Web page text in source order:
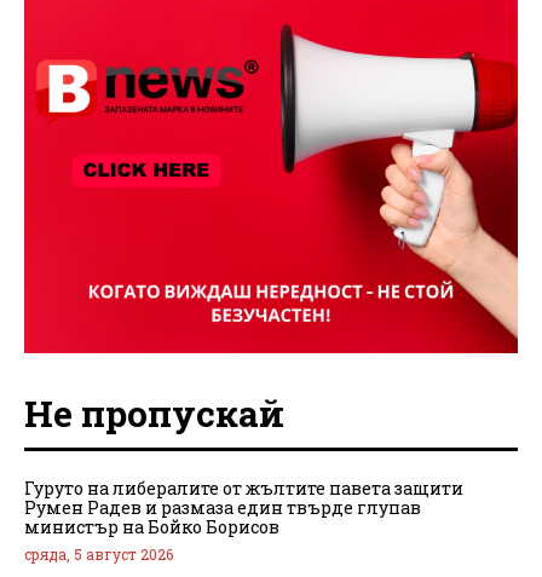
Не пропускай
Гуруто на либералите от жълтите павета защити
Румен Радев и размаза един твърде глупав
министър на Бойко Борисов
сряда, 5 август 2026